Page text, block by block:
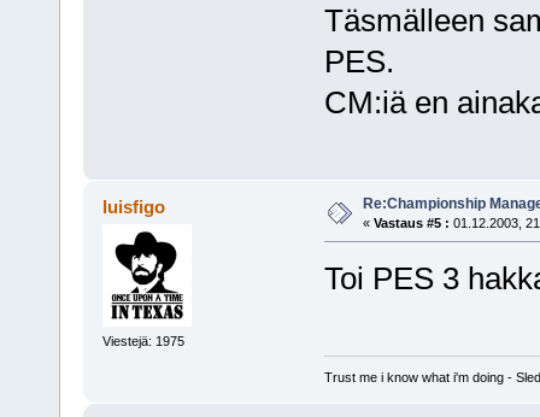
Täsmälleen
PES.
CM:iä en
luisfigo
Viestejä: 1975
Re:Championship
« Vastaus #5 : 01.12.2003,
Toi PES 3
Trust me i know what i'm doing -